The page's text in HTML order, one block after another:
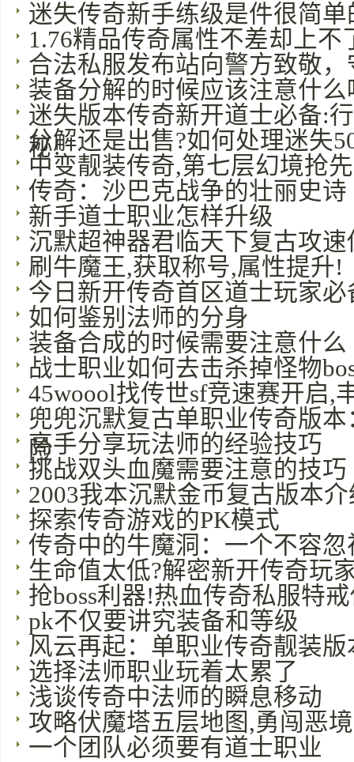
迷失传奇新手练级是件很简单
1.76精品传奇属性不差却上不
合法私服发布站向警方致敬
装备分解的时候应该注意什么
迷失版本传奇新开道士必备:
秘!
分解还是出售?如何处理迷失
中变靓装传奇,第七层幻境抢
传奇：沙巴克战争的壮丽史诗
新手道士职业怎样升级
沉默超神器君临天下复古攻速
刷牛魔王,获取称号,属性提升!
今日新开传奇首区道士玩家
如何鉴别法师的分身
装备合成的时候需要注意什么
战士职业如何去击杀掉怪物
45woool找传世sf竞速赛开启,
兜兜沉默复古单职业传奇版
险
高手分享玩法师的经验技巧
挑战双头血魔需要注意的技巧
2003我本沉默金币复古版本介
探索传奇游戏的PK模式
传奇中的牛魔洞：一个不容忽
生命值太低?解密新开传奇玩
抢boss利器!热血传奇私服特
pk不仅要讲究装备和等级
风云再起：单职业传奇靓装版
选择法师职业玩着太累了
浅谈传奇中法师的瞬息移动
攻略伏魔塔五层地图,勇闯恶境
一个团队必须要有道士职业